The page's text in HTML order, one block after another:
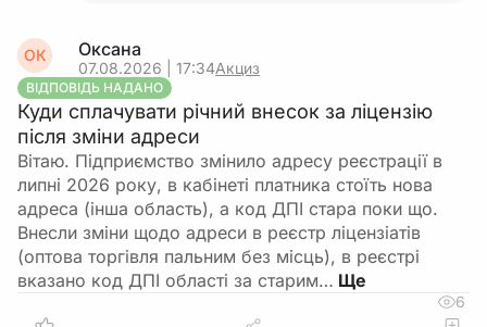
ОК Оксана
07.08.2026 | 17:34Акциз
ВІДПОВІДЬ НАДАНО
Куди сплачувати річний внесок за ліцензію
після зміни адреси
Вітаю. Підприємство змінило адресу реєстрації в
липні 2026 року, в кабінеті платника стоїть нова
адреса (інша область), а код ДПІ стара поки що.
Внесли зміни щодо адреси в реєстр ліцензіатів
(оптова торгівля пальним без місць), в реєстрі
вказано код ДПІ області за старим…
6